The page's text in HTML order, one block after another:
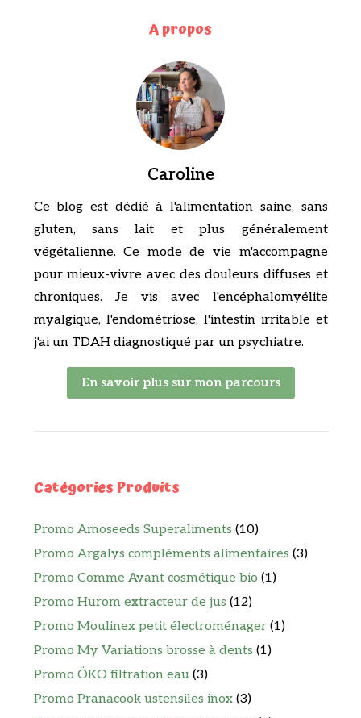
A propos
Caroline
Ce blog est dédié à l'alimentation saine, sans
gluten, sans lait et plus généralement
végétalienne. Ce mode de vie m'accompagne
pour mieux-vivre avec des douleurs diffuses et
chroniques. Je vis avec l'encéphalomyélite
myalgique, l'endométriose, l'intestin irritable et
j'ai un TDAH diagnostiqué par un psychiatre.
En savoir plus sur mon parcours
Catégories Produits
Promo Amoseeds Superaliments (10)
Promo Argalys compléments alimentaires (3)
Promo Comme Avant cosmétique bio (1)
Promo Hurom extracteur de jus (12)
Promo Moulinex petit électroménager (1)
Promo My Variations brosse à dents (1)
Promo ÖKO filtration eau (3)
Promo Pranacook ustensiles inox (3)